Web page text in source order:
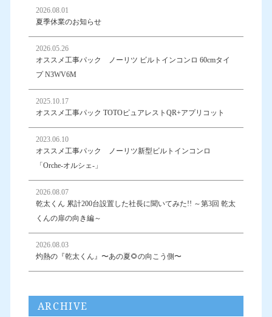
2026.08.01
夏季休業のお知らせ
2026.05.26
オススメ工事パック ノーリツ ビルトインコンロ 60cmタイ
プ N3WV6M
2025.10.17
オススメ工事パック TOTOピュアレストQR+アプリコット
2023.06.10
オススメ工事パック ノーリツ新型ビルトインコンロ
「Orche-オルシェ-」
2026.08.07
乾太くん 累計200台設置した社長に聞いてみた!! ～第3回 乾太
くんの扉の向き編～
2026.08.03
灼熱の『乾太くん』〜あの夏🌻の向こう側〜
ARCHIVE